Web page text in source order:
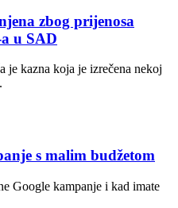
zbog prijenosa
u SAD
je kazna koja je izrečena nekoj
s malim budžetom
Google kampanje i kad imate